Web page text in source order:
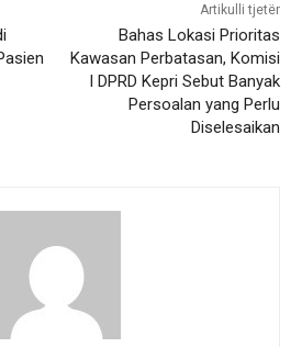
Artikulli tjetër
Bahas Lokasi Prioritas
Kawasan Perbatasan, Komisi
I DPRD Kepri Sebut Banyak
Persoalan yang Perlu
Diselesaikan